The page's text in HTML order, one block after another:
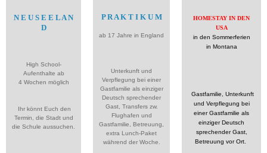
N E U S E E L A N
D
High School-
Aufenthalte ab
4 Wochen möglich
Ihr könnt Euch den
Termin, die Stadt und
die Schule aussuchen.
P R A K T I K U M
ab 17 Jahre in England
Unterkunft und
Verpflegung bei einer
Gastfamilie als einziger
Deutsch sprechender
Gast, Transfers zw.
Flughafen und
Gastfamilie, Betreuung,
extra Lunch-Paket
während der Woche.
HOMESTAY IN DEN
USA
in den Sommerferien
in Montana
Gastfamilie, Unterkunft
und Verpflegung bei
einer Gastfamilie als
einziger Deutsch
sprechender Gast,
Betreuung vor Ort.